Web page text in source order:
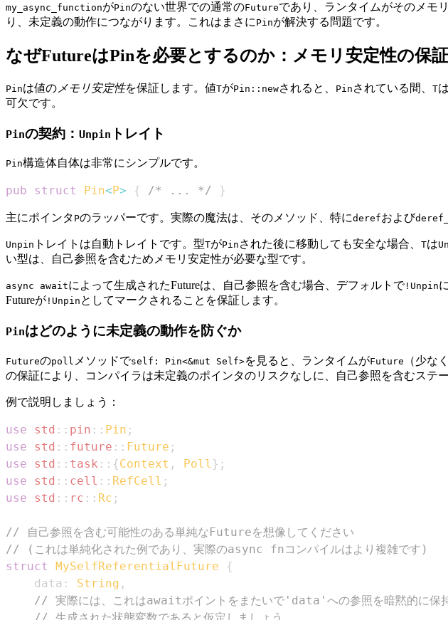
my_async_functionがPinのない世界での通常のFutureであり、ランタイムがそのメモ
り、未定義の動作につながります。これはまさに Pinが解決する問題です。
なぜFutureはPinを必要とするのか：メモリ安定性の保証
Pinは値の メモリ安定性を保証します。値TがPin::newされると、 Pin されている間、 T
可欠です。
Pinの契約： Unpin トレイト
Pin構造体自体は非常にシンプルです。
pub struct Pin< P> { /* ... */ }
主にポインタ Pのラッパーです。実際の魔法は、そのメソッド、特にderefおよび
Unpin トレイトは自動トレイトです。型TがPin された後に移動しても安全な場合、 Tは
い型は、自己参照を含むためメモリ安定性が必要な型です。
async awaitによって生成されたFutureは、自己参照を含む場合、デフォルトで!Unpin
Futureが !Unpin としてマークされることを保証します。
Pinはどのように未定義の動作を防ぐか
Futureのpoll メソッドでself: Pin<&mut Self>を見ると、ランタイムがFuture （少な
の保証により、コンパイラは未定義のポインタのリスクなしに、自己参照を含むステ
例で説明しましょう：
use std :: pin :: Pin ;
use
std :: future :: Future ;
use
std :: task :: {Context , Poll } ;
use
std :: cell :: RefCell ;
use
std :: rc :: Rc ;
// 自己参照を含む可能性のある単純なFutureを想像してください
// (これは単純化された例であり、実際のasync fnコンパイルはより複雑です)
struct
MySelfReferentialFuture
{
    data
: String ,
// 実際には、これはawaitポイントをまたいで'data'への参照を暗黙的に保